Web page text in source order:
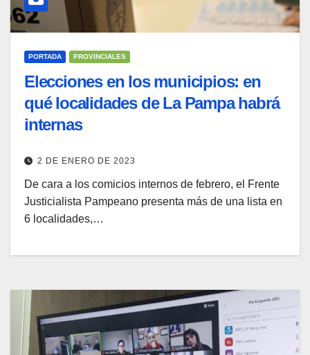
PORTADA PROVINCIALES
Elecciones en los municipios: en
qué localidades de La Pampa habrá
internas
2 DE ENERO DE 2023
De cara a los comicios internos de febrero, el Frente
Justicialista Pampeano presenta más de una lista en
6 localidades,…